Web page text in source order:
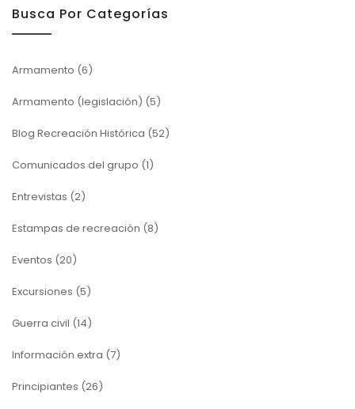
Busca Por Categorías
Armamento (6)
Armamento (legislación) (5)
Blog Recreación Histórica (52)
Comunicados del grupo (1)
Entrevistas (2)
Estampas de recreación (8)
Eventos (20)
Excursiones (5)
Guerra civil (14)
Información extra (7)
Principiantes (26)